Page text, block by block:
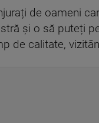
de oameni
și o să puteți
de calitate,